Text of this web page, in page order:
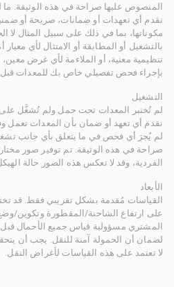
المنصوص عليها صراحة في هذه الوثيقة.
نقدم أي تعهدات أو ضمانات، صريحة أو
مكوناتها، بما في ذلك على سبيل المثال لا
بالتشغيل أو المطابقة أو الامتثال لأي
تنظيمية معنية، أو الملاءمة لأي غرض
بإجراء فحص تفصيلي خاص بك للمعدات قبل
التشغيل
لم تُختبر المعدات تحت حمل ولم تُشغَّل على
نقدم أي تعهد أو ضمان بأن المعدات تعمل
لم يُجرَ أي فحص في ما يتعلق بأي جانب
صراحة في هذه الوثيقة. تم توفير صور
الفردية، وقد لا تعكس هذه الصور حالة
الأبعاد
القياسات مُقدمة بشكل تقريبي فقط. قد
على ارتفاع الشاحنة/المقطورة وتكوين/
المشتري مسؤولية قياس جميع الأحمال قبل
لضمان أن الحمولة آمنة للنقل. يجب أن
لا تعتمد على هذه القياسات لأغراض النقل.